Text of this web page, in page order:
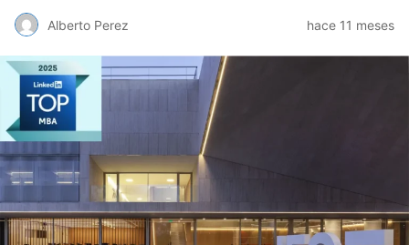
Alberto Perez hace 11 meses